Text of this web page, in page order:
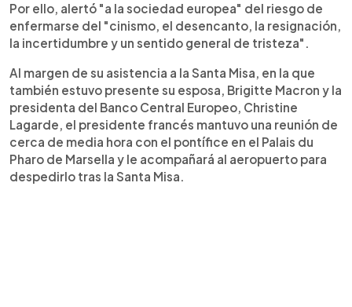
Por ello, alertó "a la sociedad europea" del riesgo de
enfermarse del "cinismo, el desencanto, la resignación,
la incertidumbre y un sentido general de tristeza".
Al margen de su asistencia a la Santa Misa, en la que
también estuvo presente su esposa, Brigitte Macron y la
presidenta del Banco Central Europeo, Christine
Lagarde, el presidente francés mantuvo una reunión de
cerca de media hora con el pontífice en el Palais du
Pharo de Marsella y le acompañará al aeropuerto para
despedirlo tras la Santa Misa.